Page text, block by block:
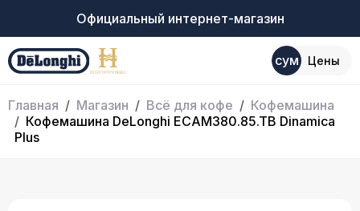
Официальный интернет-магазин
сум Цены
Главная Магазин Всё для кофе
Кофемашина
Кофемашина DeLonghi ECAM380.85.TB Dinamica
Plus